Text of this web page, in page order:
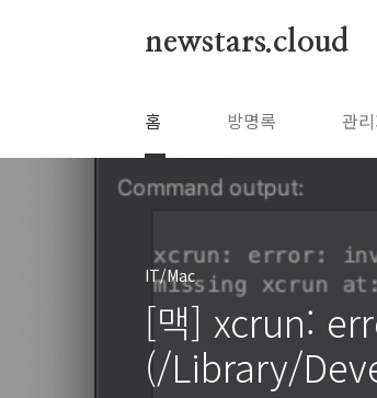
newstars.cloud
홈 방명록 관
IT/Mac
[맥] xcrun:
(/Library/